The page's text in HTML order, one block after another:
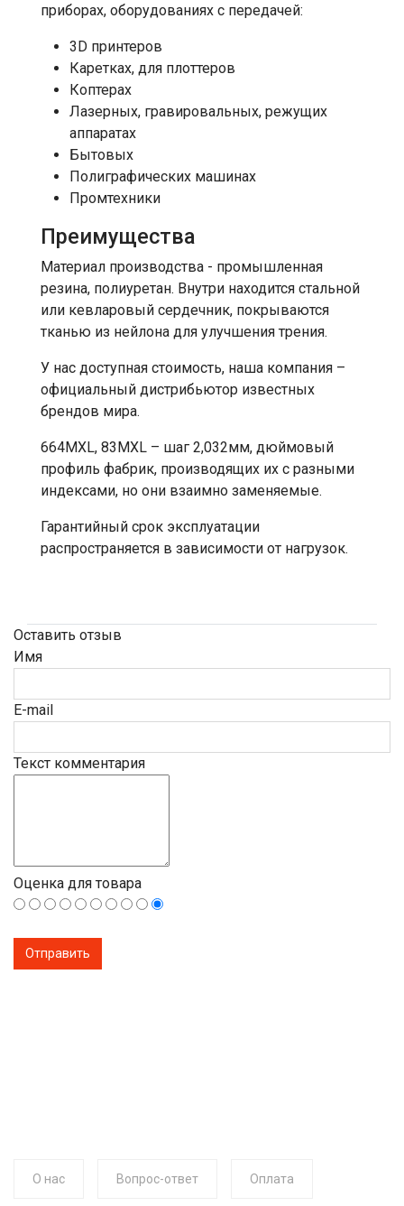
приборах, оборудованиях с передачей:
3D принтеров
Каретках, для плоттеров
Коптерах
Лазерных, гравировальных, режущих
аппаратах
Бытовых
Полиграфических машинах
Промтехники
Преимущества
Материал производства - промышленная
резина, полиуретан. Внутри находится стальной
или кевларовый сердечник, покрываются
тканью из нейлона для улучшения трения.
У нас доступная стоимость, наша компания –
официальный дистрибьютор известных
брендов мира.
664MXL, 83MXL – шаг 2,032мм, дюймовый
профиль фабрик, производящих их с разными
индексами, но они взаимно заменяемые.
Гарантийный срок эксплуатации
распространяется в зависимости от нагрузок.
Оставить отзыв
Имя
E-mail
Текст комментария
Оценка для товара
О нас Вопрос-ответ Оплата